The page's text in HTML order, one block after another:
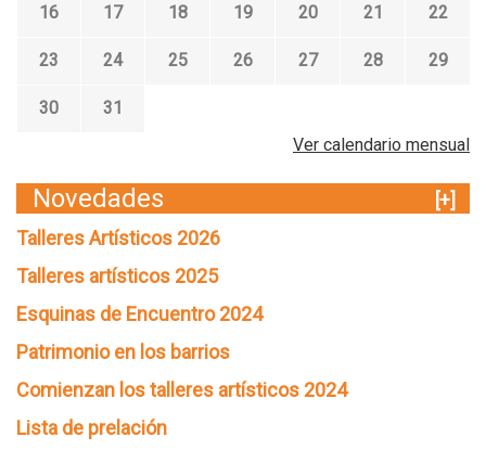
16 17 18 19 20 21 22
23 24 25 26 27 28 29
30
31
Ver calendario mensual
Novedades
[+]
Talleres Artísticos 2026
Talleres artísticos 2025
Esquinas de Encuentro 2024
Patrimonio en los barrios
Comienzan los talleres artísticos 2024
Lista de prelación